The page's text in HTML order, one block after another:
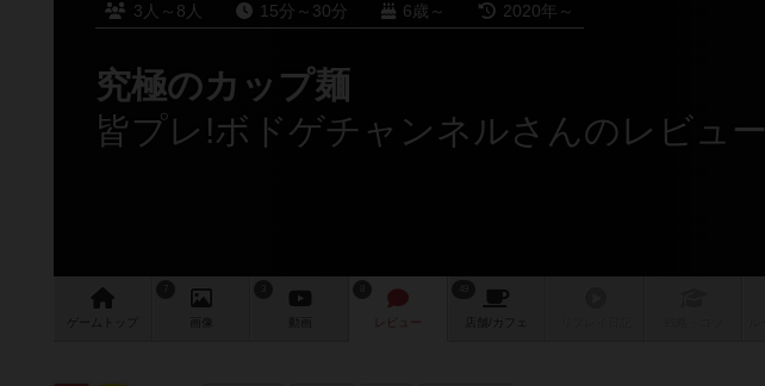
3人～8人 15分～30分 6歳～ 2020年～
究極のカップ麺
皆プレ!ボドゲチャンネルさんのレビュー
ゲーム 画像 レビュー 店舗/ カフェ